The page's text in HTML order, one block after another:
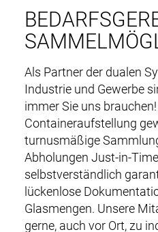
Als Partner der dualen
Industrie und Gewerbe
immer Sie uns
Containeraufstellung
turnusmäßige
Abholungen Just-in-
selbstverständlich
lückenlose
Glasmengen. Unsere
gerne, auch vor Ort, zu